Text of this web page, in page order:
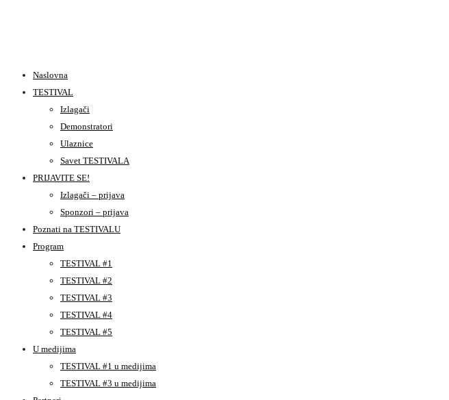
Naslovna
TESTIVAL
Izlagači
Demonstratori
Ulaznice
Savet TESTIVALA
PRIJAVITE SE!
Izlagači – prijava
Sponzori – prijava
Poznati na TESTIVALU
Program
TESTIVAL #1
TESTIVAL #2
TESTIVAL #3
TESTIVAL #4
TESTIVAL #5
U medijima
TESTIVAL #1 u medijima
TESTIVAL #3 u medijima